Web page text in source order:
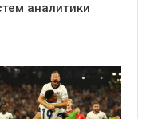
аналитики